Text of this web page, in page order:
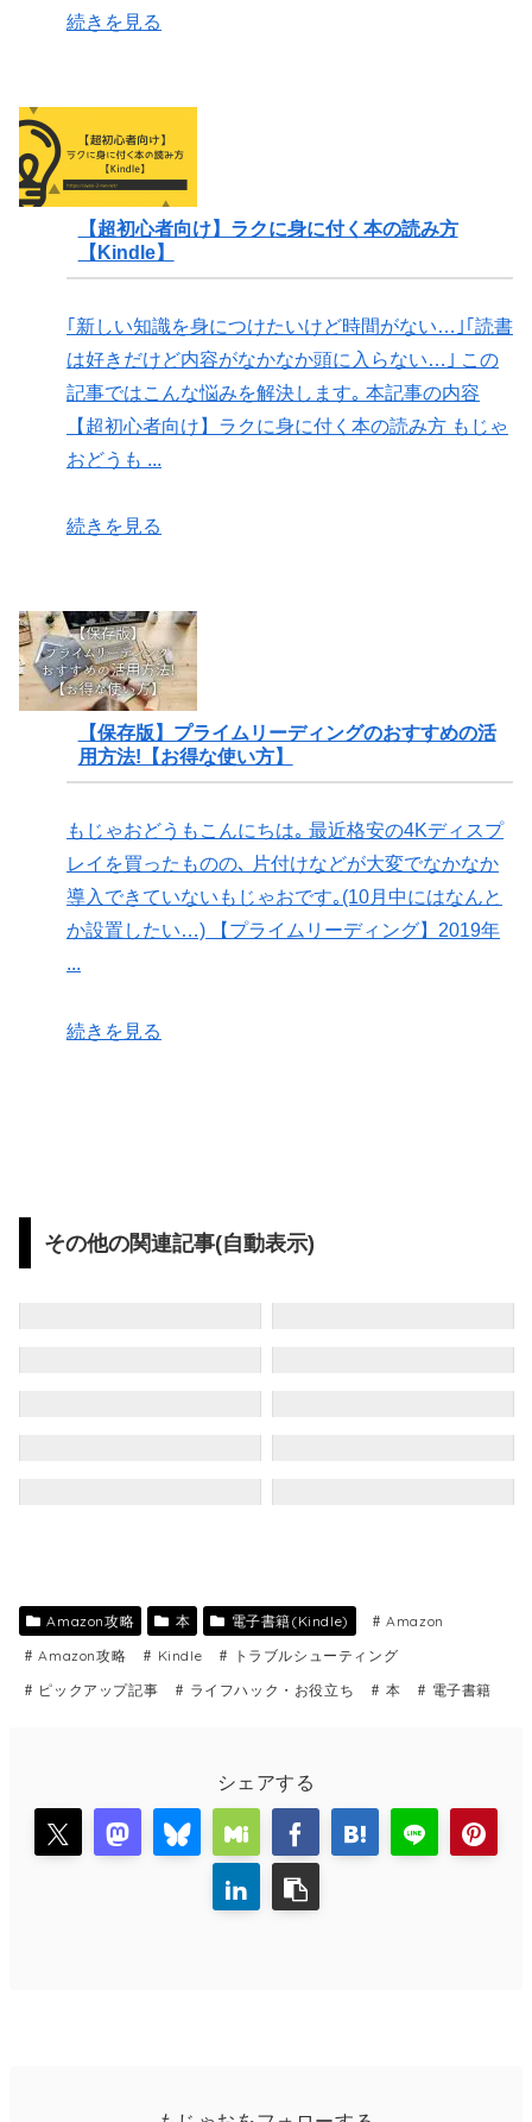
続きを見る
【超初心者向け】ラクに身に付く本の読み方
【Kindle】
｢新しい知識を身につけたいけど時間がない…｣｢読書
は好きだけど内容がなかなか頭に入らない…｣ この
記事ではこんな悩みを解決します｡ 本記事の内容
【超初心者向け】ラクに身に付く本の読み方 もじゃ
おどうも ...
続きを見る
【保存版】プライムリーディングのおすすめの活
用方法!【お得な使い方】
もじゃおどうもこんにちは｡ 最近格安の4Kディスプ
レイを買ったものの､ 片付けなどが大変でなかなか
導入できていないもじゃおです｡(10月中にはなんと
か設置したい…) 【プライムリーディング】2019年
...
続きを見る
その他の関連記事(自動表示)
Amazon攻略 本 電子書籍(Kindle)
Amazon
Amazon攻略
Kindle
トラブルシューティング
ピックアップ記事
ライフハック・お役立ち 本 電子書籍
シェアする